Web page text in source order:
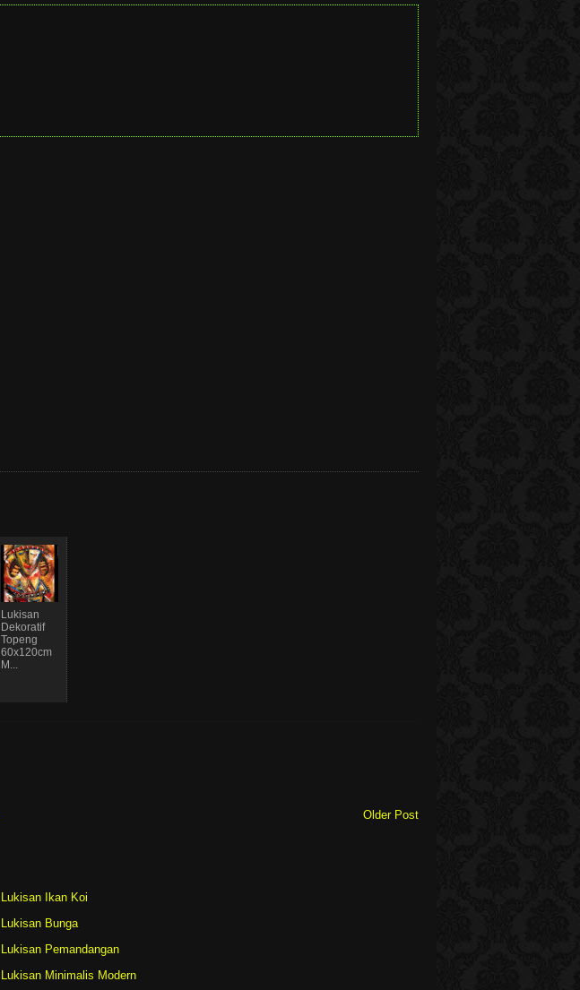
Lukisan
Dekoratif
Topeng
60x120cm
M...
Older Post
Lukisan Ikan Koi
Lukisan Bunga
Lukisan Pemandangan
Lukisan Minimalis Modern